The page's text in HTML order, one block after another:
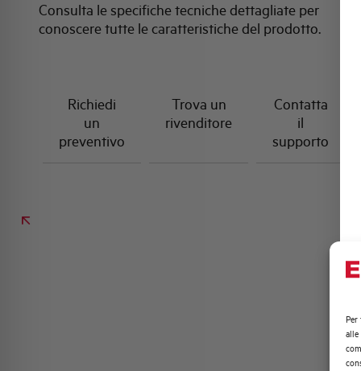
Per
alle
Consulta le specifiche tecniche dettagliate per
conoscere tutte le caratteristiche del prodotto.
Richiedi
un
preventivo
Trova un
rivenditore
Contatta
il
supporto